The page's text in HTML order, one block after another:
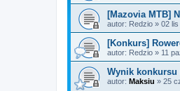
[Mazovia MTB]
autor: Redzio » 02
[Konkurs]
autor: Redzio » 11
Wynik
autor: Maksiu » 25